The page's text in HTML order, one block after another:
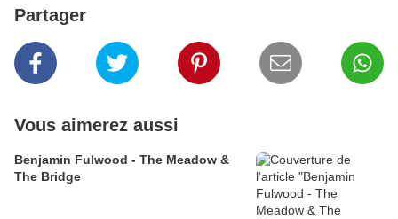
Partager
Vous aimerez aussi
Benjamin Fulwood - The Meadow &
The Bridge